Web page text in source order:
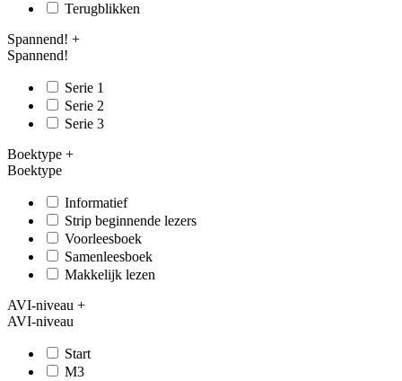
Terugblikken
Spannend! +
Spannend!
Serie 1
Serie 2
Serie 3
Boektype +
Boektype
Informatief
Strip beginnende lezers
Voorleesboek
Samenleesboek
Makkelijk lezen
AVI-niveau +
AVI-niveau
Start
M3